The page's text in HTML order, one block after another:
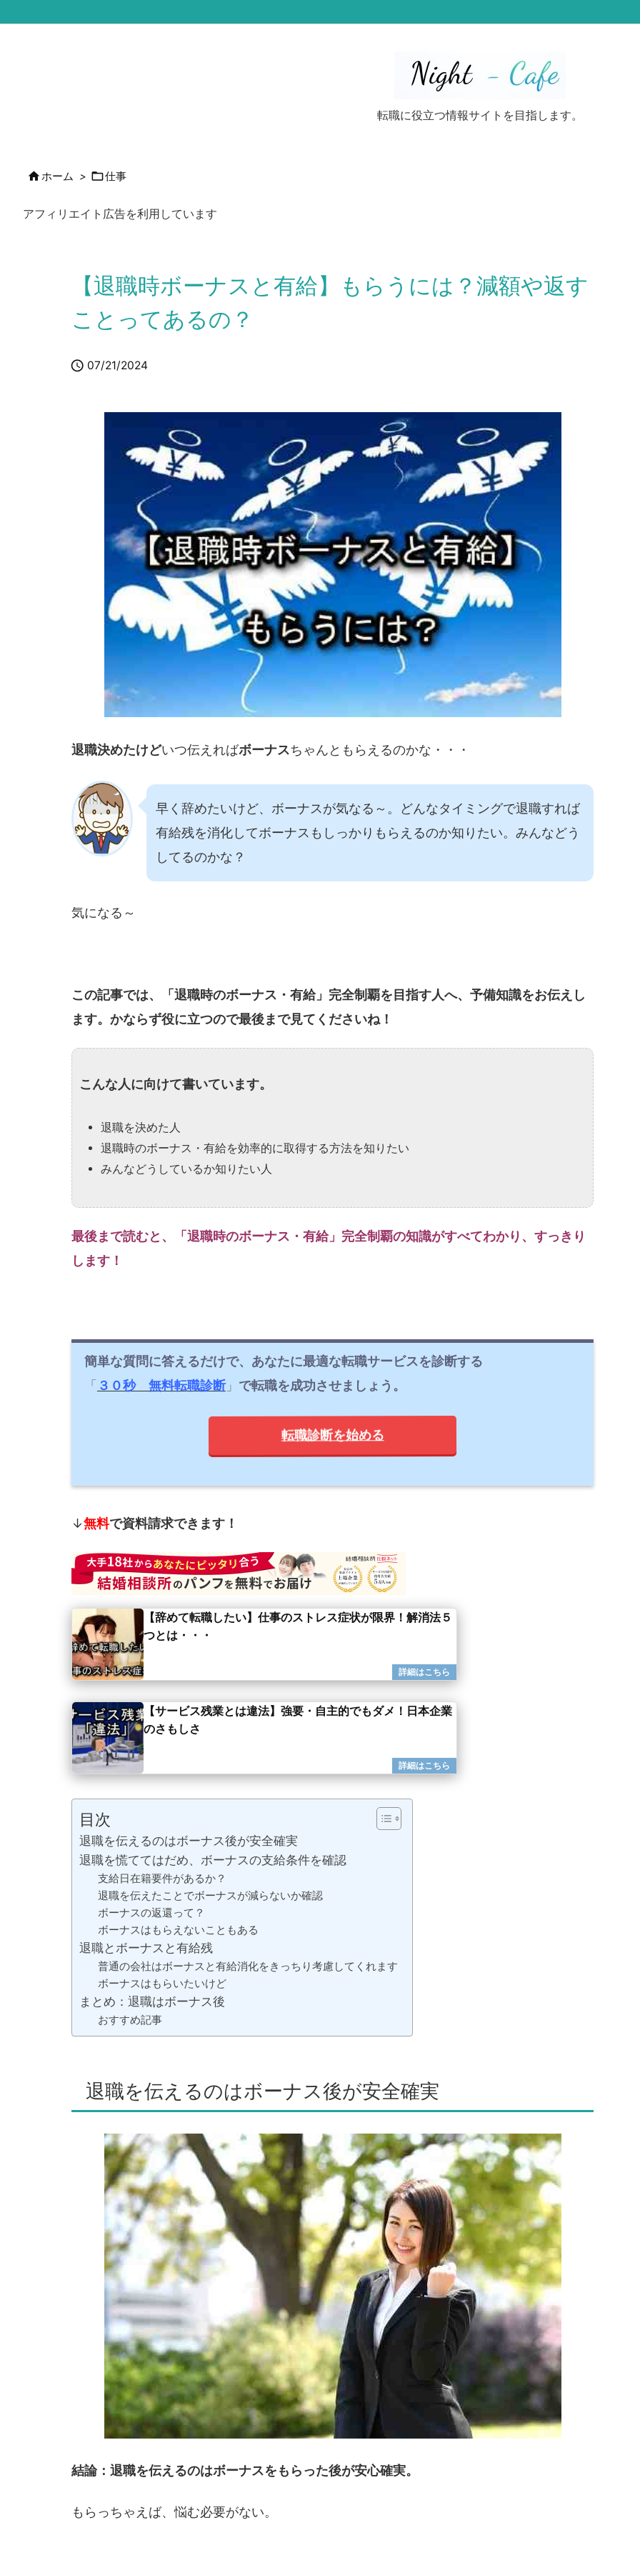
転職に役立つ情報サイトを目指します。
ホーム > 仕事
アフィリエイト広告を利用しています
【退職時ボーナスと有給】もらうには？減額や返す
ことってあるの？
 07/21/2024
退職決めたけどいつ伝えればボーナスちゃんともらえるのかな・・・
早く辞めたいけど、ボーナスが気なる～。どんなタイミングで退職すれば
有給残を消化してボーナスもしっかりもらえるのか知りたい。みんなどう
してるのかな？
気になる～
この記事では、「退職時のボーナス・有給」完全制覇を目指す人へ、予備知識をお伝えし
ます。かならず役に立つので最後まで見てくださいね！
こんな人に向けて書いています。
退職を決めた人
退職時のボーナス・有給を効率的に取得する方法を知りたい
みんなどうしているか知りたい人
最後まで読むと、「退職時のボーナス・有給」完全制覇の知識がすべてわかり、すっきり
します！
簡単な質問に答えるだけで、あなたに最適な転職サービスを診断する
「 ３０秒 無料転職診断」 で転職を成功させましょう。
転職診断を始める
↓無料で資料請求できます！
【辞めて転職したい】仕事のストレス症状が限界！解消法５
つとは・・・
【サービス残業とは違法】強要・自主的でもダメ！日本企業
のさもしさ
目次
退職を伝えるのはボーナス後が安全確実
退職を慌ててはだめ、ボーナスの支給条件を確認
支給日在籍要件があるか？
退職を伝えたことでボーナスが減らないか確認
ボーナスの返還って？
ボーナスはもらえないこともある
退職とボーナスと有給残
普通の会社はボーナスと有給消化をきっちり考慮してくれます
ボーナスはもらいたいけど
まとめ：退職はボーナス後
おすすめ記事
退職を伝えるのはボーナス後が安全確実
結論：退職を伝えるのはボーナスをもらった後が安心確実。
もらっちゃえば、悩む必要がない。